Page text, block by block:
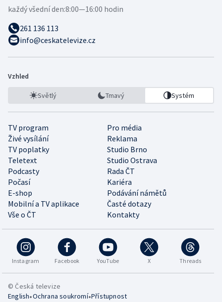
každý všední den:8:00—16:00 hodin
261 136 113
info@ceskatelevize.cz
Vzhled
Světlý Tmavý Systém
TV program
Pro média
Živé vysílání
Reklama
TV poplatky
Studio Brno
Teletext
Studio Ostrava
Podcasty
Rada ČT
Počasí
Kariéra
E-shop
Podávání námětů
Mobilní a TV aplikace
Časté dotazy
Vše o ČT
Kontakty
Instagram Facebook YouTube X Threads
© Česká televize
English•Ochrana soukromí•Přístupnost